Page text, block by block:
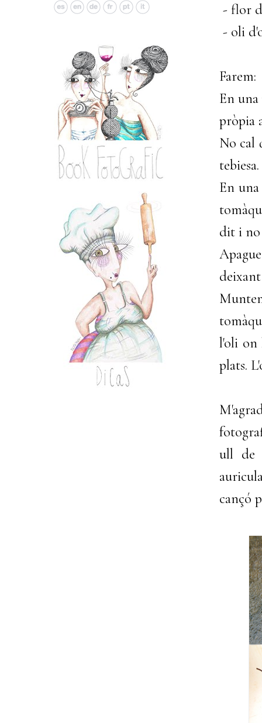
- flor
- oli
Farem:
En una
pròpia
No cal
tebiesa.
En
dit i no
l'oli on
plats.
ull de
cançó